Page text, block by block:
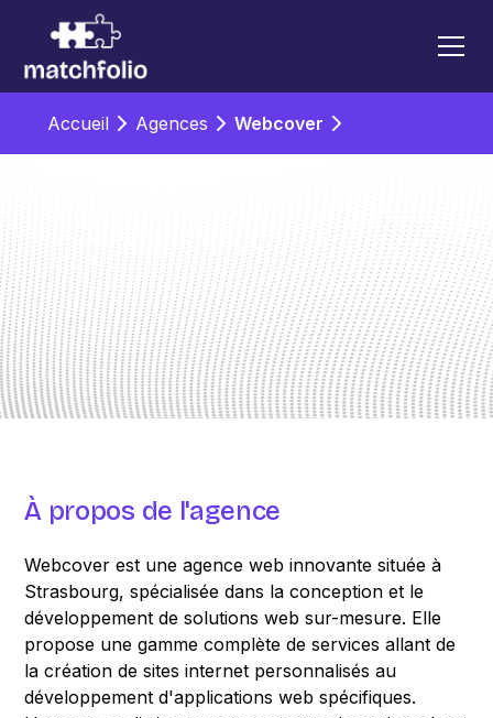
Accueil Agences Webcover
À propos de l'agence
Webcover est une agence web innovante située à
Strasbourg, spécialisée dans la conception et le
développement de solutions web sur-mesure. Elle
propose une gamme complète de services allant de
la création de sites internet personnalisés au
développement d'applications web spécifiques.